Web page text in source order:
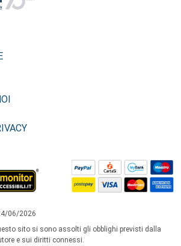
06/2026
sito si sono assolti gli obblighi previsti dalla
e sui diritti connessi.